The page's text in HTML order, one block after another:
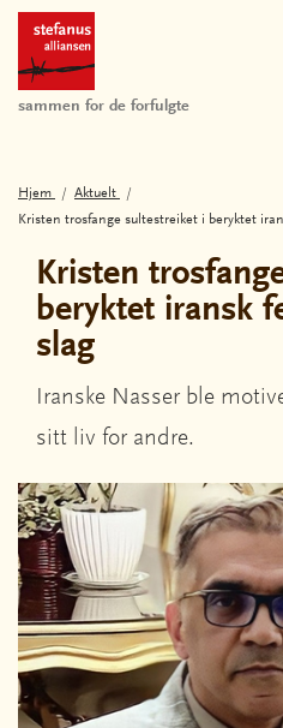
sammen for de forfulgte
Hjem
Aktuelt
Kristen trosfange sultestreiket i beryktet
Kristen
beryktet iransk
slag
Iranske Nasser ble
sitt liv for andre.